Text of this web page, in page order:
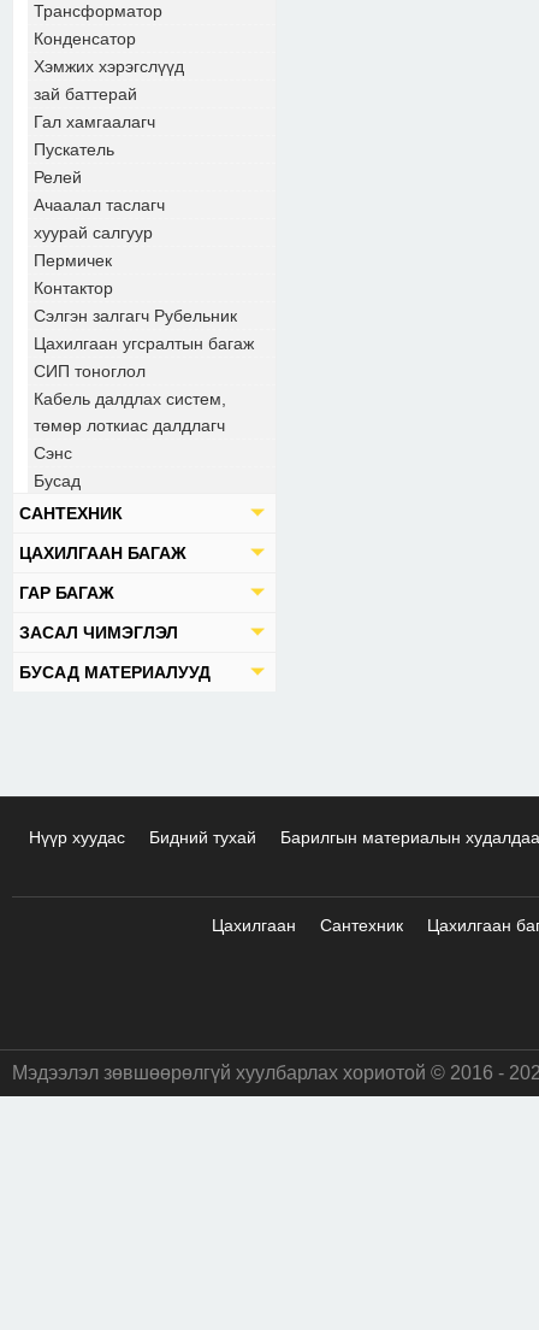
Трансформатор
Конденсатор
Хэмжих хэрэгслүүд
зай баттерай
Гал хамгаалагч
Пускатель
Релей
Ачаалал таслагч
хуурай салгуур
Пермичек
Контактор
Сэлгэн залгагч Рубельник
Цахилгаан угсралтын багаж
СИП тоноглол
Кабель далдлах систем,
төмөр лоткиас далдлагч
Сэнс
Бусад
САНТЕХНИК
ЦАХИЛГААН БАГАЖ
ГАР БАГАЖ
ЗАСАЛ ЧИМЭГЛЭЛ
БУСАД МАТЕРИАЛУУД
Нүүр хуудас Бидний тухай Барилгын материалын
Цахилгаан Сантехник Цахилгаан
Мэдээлэл зөвшөөрөлгүй хуулбарлах хориотой © 2016 -